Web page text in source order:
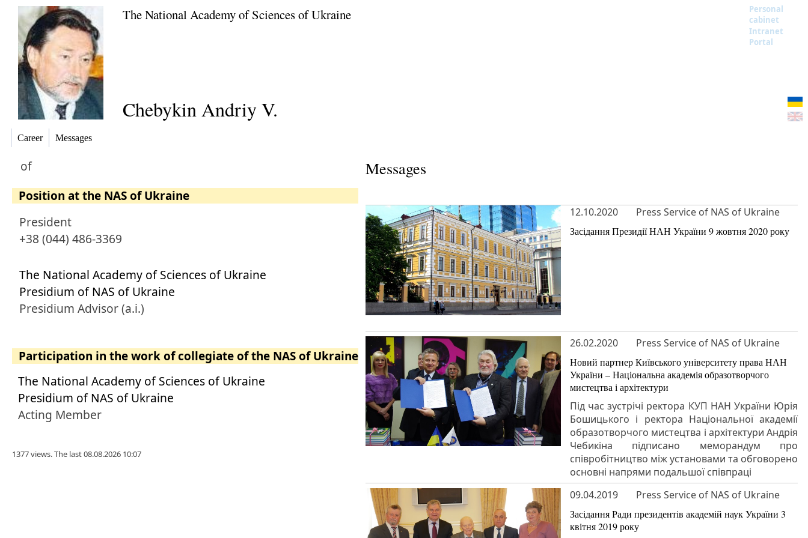
The National Academy of Sciences of Ukraine
Personal
cabinet
Intranet
Portal
Chebykin Andriy V.
Career Messages
of
Position at the NAS of Ukraine
President
+38 (044) 486-3369
The National Academy of Sciences of Ukraine
Presidium of NAS of Ukraine
Presidium Advisor (a.i.)
Participation in the work of collegiate of the NAS of Ukraine
The National Academy of Sciences of Ukraine
Presidium of NAS of Ukraine
Acting Member
1377 views. The last 08.08.2026 10:07
Messages
12.10.2020 Press Service of NAS of Ukraine
Засідання Президії НАН України 9 жовтня 2020 року
26.02.2020 Press Service of NAS of Ukraine
Новий партнер Київського університету права НАН
України – Національна академія образотворчого
мистецтва і архітектури
Під час зустрічі ректора КУП НАН України Юрія
Бошицького і ректора Національної академії
образотворчого мистецтва і архітектури Андрія
Чебикіна підписано меморандум про
співробітництво між установами та обговорено
основні напрями подальшої співпраці
09.04.2019
Press Service of NAS of Ukraine
Засідання Ради президентів академій наук України 3
квітня 2019 року